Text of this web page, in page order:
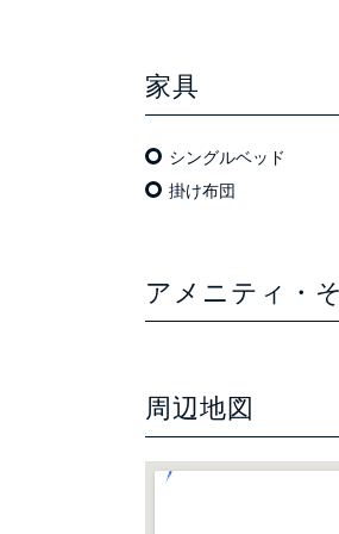
家具
シングルベッド
掛け布団
アメニティ・
周辺地図